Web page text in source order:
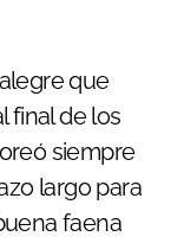
que
final de los
siempre
largo para
faena